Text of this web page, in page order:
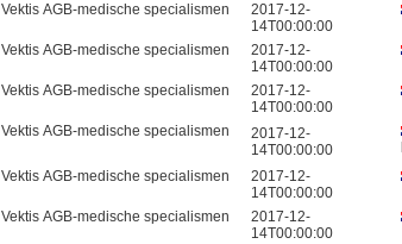
Vektis AGB-medische specialismen
2017-12-
14T00:00:00
Vektis AGB-medische specialismen
2017-12-
14T00:00:00
Vektis AGB-medische specialismen
2017-12-
14T00:00:00
Vektis AGB-medische specialismen
2017-12-
14T00:00:00
Vektis AGB-medische specialismen
2017-12-
14T00:00:00
Vektis AGB-medische specialismen
2017-12-
14T00:00:00